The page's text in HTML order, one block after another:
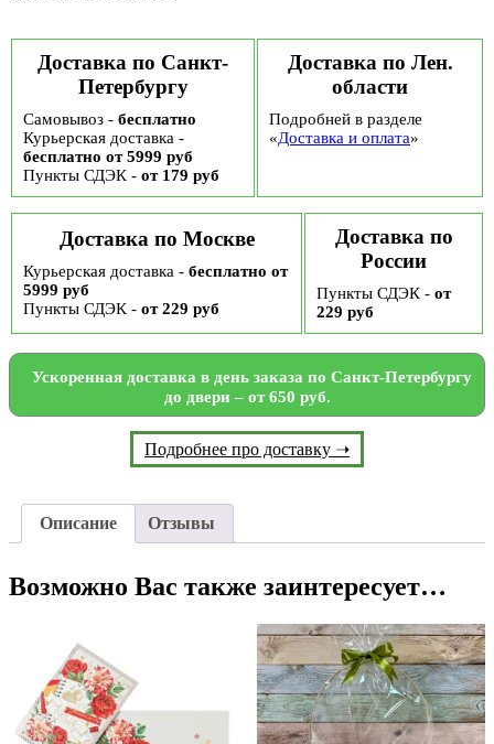
см
Доставка по Санкт-
Петербургу
Самовывоз - бесплатно
Курьерская доставка -
бесплатно от 5999 руб
Пункты СДЭК - от 179 руб
Доставка по Лен.
области
Подробней в разделе
«Доставка и оплата»
Доставка по Москве
Курьерская доставка - бесплатно от
5999 руб
Пункты СДЭК - от 229 руб
Доставка по
России
Пункты СДЭК - от
229 руб
Ускоренная доставка в день заказа по Санкт-Петербургу
до двери – от 650 руб.
Подробнее про доставку ➝
Описание Отзывы
Возможно Вас также заинтересует…